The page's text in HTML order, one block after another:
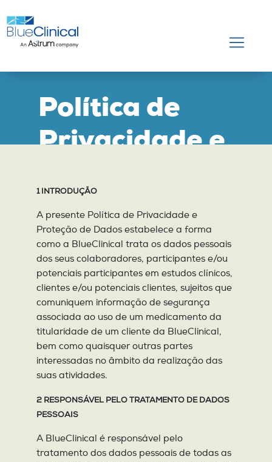
Política de
Privacidade e
Dados
1 INTRODUÇÃO
A presente Política de Privacidade e
Proteção de Dados estabelece a forma
como a BlueClinical trata os dados pessoais
dos seus colaboradores, participantes e/ou
potenciais participantes em estudos clínicos,
clientes e/ou potenciais clientes, sujeitos que
comuniquem informação de segurança
associada ao uso de um medicamento da
titularidade de um cliente da BlueClinical,
bem como quaisquer outras partes
interessadas no âmbito da realização das
suas atividades.
2 RESPONSÁVEL PELO TRATAMENTO DE DADOS
PESSOAIS
A BlueClinical é responsável pelo
tratamento dos dados pessoais de todas as